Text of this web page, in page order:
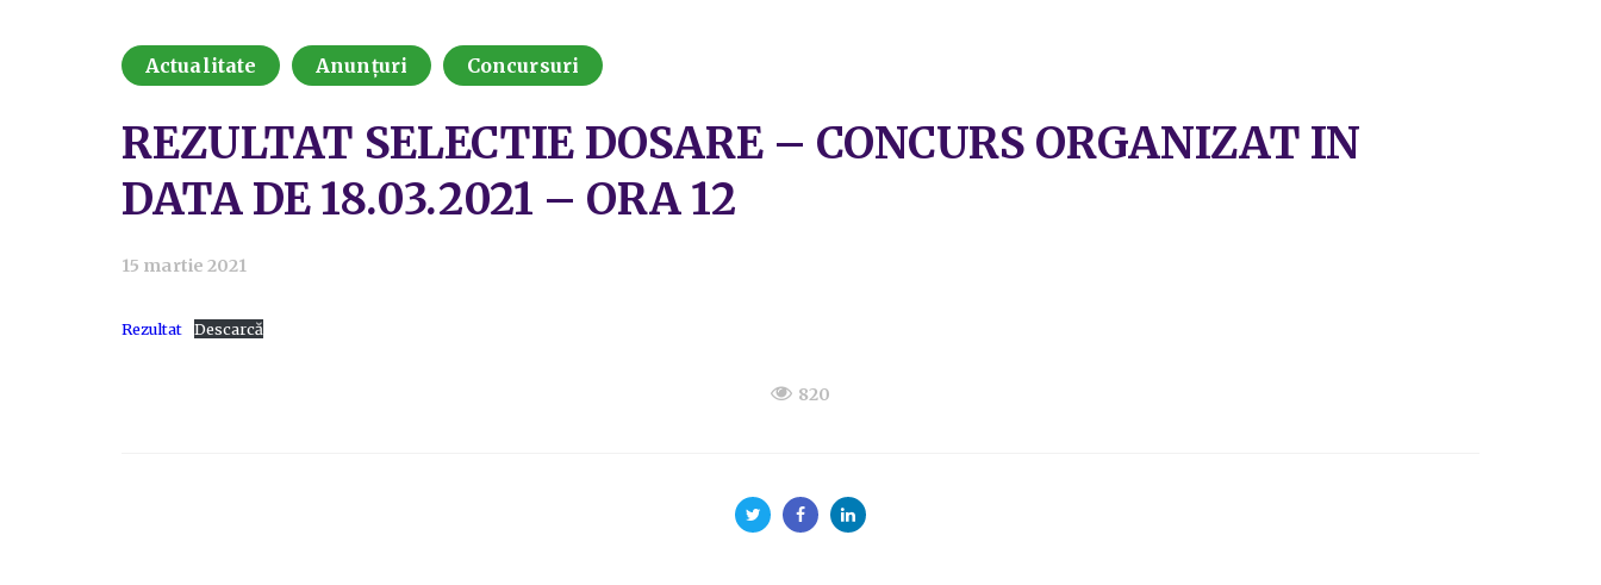
Actualitate Anunțuri Concursuri
REZULTAT SELECTIE DOSARE – CONCURS ORGANIZAT IN
DATA DE 18.03.2021 – ORA 12
15 martie 2021
Rezultat Descarcă
820